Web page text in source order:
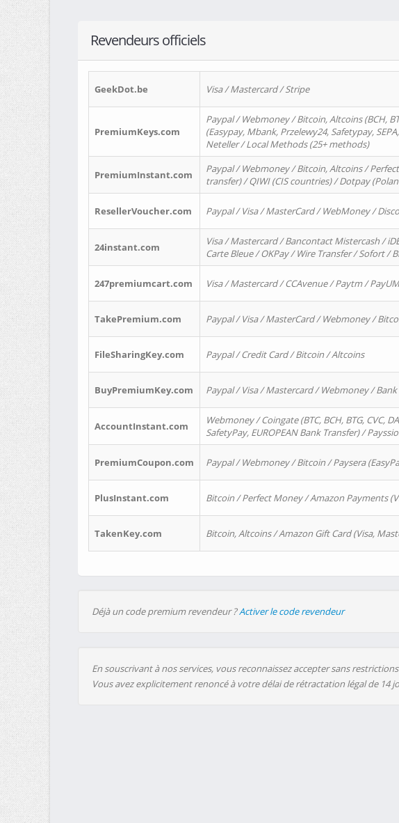
Revendeurs officiels
GeekDot.be Visa / Mastercard / Stripe
PremiumKeys.com
Paypal / Webmoney / Bitcoin, Altcoins (BCH,
(Easypay, Mbank, Przelewy24, Safetypay,
Neteller / Local Methods (25+ methods)
PremiumInstant.com
Paypal / Webmoney / Bitcoin, Altcoins /
transfer) / QIWI (CIS countries) / Dotpay
ResellerVoucher.com Paypal / Visa / MasterCard / WebMoney /
24instant.com
Visa / Mastercard / Bancontact Mistercash /
Carte Bleue / OKPay / Wire Transfer / Sofort /
247premiumcart.com Visa / Mastercard / CCAvenue / Paytm /
TakePremium.com Paypal / Visa / MasterCard / Webmoney /
FileSharingKey.com Paypal / Credit Card / Bitcoin / Altcoins
BuyPremiumKey.com Paypal / Visa / Mastercard / Webmoney /
AccountInstant.com
Webmoney / Coingate (BTC, BCH, BTG, CVC,
SafetyPay, EUROPEAN Bank Transfer) /
PremiumCoupon.com Paypal / Webmoney / Bitcoin / Paysera
PlusInstant.com Bitcoin / Perfect Money / Amazon Payments
TakenKey.com Bitcoin, Altcoins / Amazon Gift Card (Visa,
Déjà un code premium revendeur ?Activer le code revendeur
En souscrivant à nos services, vous reconnaissez accepter sans
Vous avez explicitement renoncé à votre délai de rétractation légal de